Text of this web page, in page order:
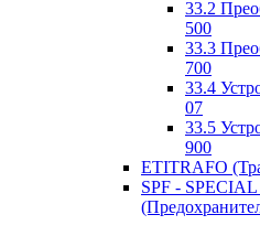
33.2
500
33.3
700
33.4
07
33.5
900
ETITRAFO
SPF -